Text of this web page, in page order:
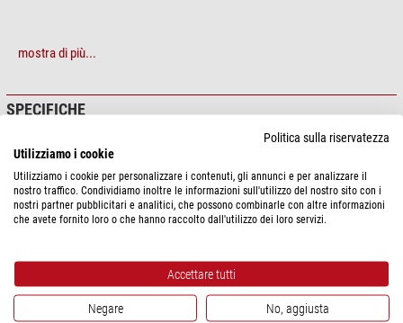
mostra di più...
SPECIFICHE
Prestazioni
Adatto per montature
10Micron
Adatto per ...
Uranus Meteo Sensor
Generale
Politica sulla riservatezza
Utilizziamo i cookie
Utilizziamo i cookie per personalizzare i contenuti, gli annunci e per analizzare il
nostro traffico. Condividiamo inoltre le informazioni sull'utilizzo del nostro sito con i
nostri partner pubblicitari e analitici, che possono combinarle con altre informazioni
che avete fornito loro o che hanno raccolto dall'utilizzo dei loro servizi.
Accettare tutti
Negare No, aggiusta